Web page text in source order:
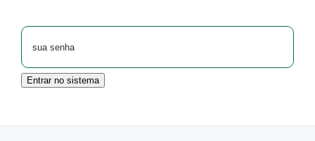
Entrar no sistema